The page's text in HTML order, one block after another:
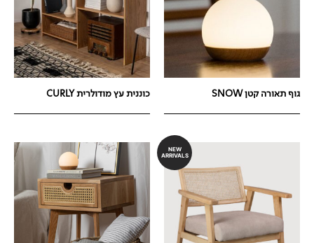
גוף תאורה קטן SNOW כוננית עץ מודולרית CURLY
NEW
ARRIVALS